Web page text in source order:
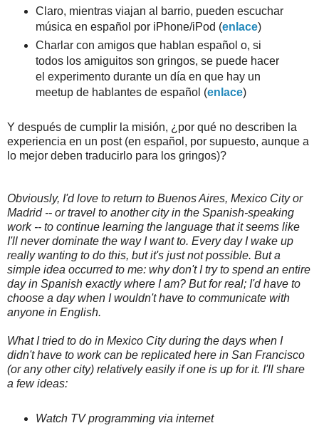
Claro, mientras viajan al barrio, pueden escuchar
música en español por iPhone/iPod (enlace)
Charlar con amigos que hablan español o, si
todos los amiguitos son gringos, se puede hacer
el experimento durante un día en que hay un
meetup de hablantes de español (enlace)
Y después de cumplir la misión, ¿por qué no describen la
experiencia en un post (en español, por supuesto, aunque a
lo mejor deben traducirlo para los gringos)?
Obviously, I'd love to return to Buenos Aires, Mexico City or
Madrid -- or travel to another city in the Spanish-speaking
work -- to continue learning the language that it seems like
I'll never dominate the way I want to. Every day I wake up
really wanting to do this, but it's just not possible. But a
simple idea occurred to me: why don't I try to spend an entire
day in Spanish exactly where I am? But for real; I'd have to
choose a day when I wouldn't have to communicate with
anyone in English.
What I tried to do in Mexico City during the days when I
didn't have to work can be replicated here in San Francisco
(or any other city) relatively easily if one is up for it. I'll share
a few ideas:
Watch TV programming via internet